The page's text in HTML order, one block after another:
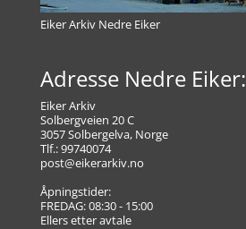
Eiker Arkiv Nedre Eiker
Adresse Nedre Eiker:
Eiker Arkiv
Solbergveien 20 C
3057 Solbergelva, Norge
Tlf.: 99740074
post@eikerarkiv.no
Åpningstider:
FREDAG: 08:30 - 15:00
Ellers etter avtale